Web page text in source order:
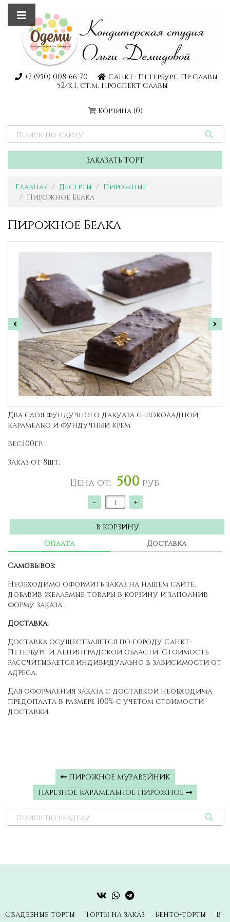
+7 (950) 008-66-70
Санкт- Петербург, Пр Славы
52/к.1, ст.м. Проспект Славы
Корзина (0)
ЗАКАЗАТЬ ТОРТ
Главная Десерты
Пирожные
Пирожное Белка
Пирожное Белка
Два слоя фундучного дакуаза с шоколадной
карамелью и фундучный крем.
Вес:100гр.
Заказ от 8шт.
Цена от: 500 руб.
- +
В КОРЗИНУ
Оплата
Доставка
Самовывоз:
Необходимо оформить заказ на нашем сайте,
добавив желаемые товары в корзину и заполнив
форму заказа.
Доставка:
Доставка осуществляется по городу Санкт-
Петербург и Ленинградской области. Стоимость
рассчитывается индивидуально в зависимости от
адреса.
Для оформления заказа с доставкой необходима
предоплата в размере 100% с учетом стоимости
доставки.
ПИРОЖНОЕ МУРАВЕЙНИК
НАРЕЗНОЕ КАРАМЕЛЬНОЕ ПИРОЖНОЕ
Свадебные торты Торты на заказ Бенто-торты
В